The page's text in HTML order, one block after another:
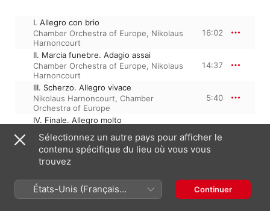
I. Allegro con brio
Chamber Orchestra of Europe, Nikolaus
Harnoncourt
16:02
II. Marcia funebre. Adagio assai
Chamber Orchestra of Europe, Nikolaus
Harnoncourt
14:37
III. Scherzo. Allegro vivace
Nikolaus Harnoncourt, Chamber
Orchestra of Europe
5:40
IV. Finale. Allegro molto
Chamber Orchestra of Europe
Harnoncourt
1 janvier 1991
4 morceaux, 47 minutes
℗ 1991 Teldec Classics International GMBH
Sélectionnez un autre pays pour afficher le
contenu spécifique du lieu où vous vous
trouvez
États-Unis (Français
France)
Continuer